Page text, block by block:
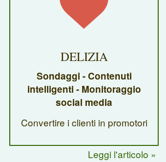
DELIZIA
Sondaggi - Contenuti
intelligenti - Monitoraggio
social media
Convertire i clienti in promotori
Leggi l'articolo »